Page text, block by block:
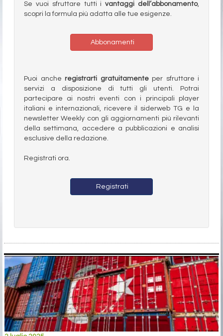
Se vuoi sfruttare tutti ivantaggi dell’abbonamento,
scopri la formula più adatta alle tue esigenze.
Abbonamenti
Puoi anche registrarti gratuitamenteper sfruttare i
servizi a disposizione di tutti gli utenti. Potrai
partecipare ai nostri eventi con i principali player
italiani e internazionali, ricevere il siderweb TG e la
newsletter Weekly con gli aggiornamenti più rilevanti
della settimana, accedere a pubblicazioni e analisi
esclusive della redazione.
Registrati ora.
Registrati